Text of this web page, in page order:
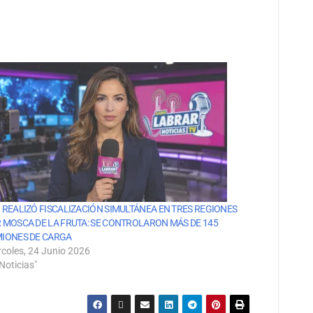
REALIZÓ FISCALIZACIÓN SIMULTÁNEA EN TRES REGIONES
MOSCA DE LA FRUTA: SE CONTROLARON MÁS DE 145
DE CARGA
24 Junio 2026